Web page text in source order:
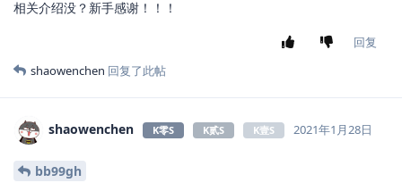
相关介绍没？新手感谢！！！
回复
shaowenchen 回复了此帖
shaowenchen K零S K贰S K壹S 2021年1月28日
bb99gh